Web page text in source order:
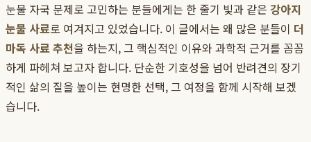
눈물 자국 문제로 고민하는 분들에게는 한 줄기 빛과 같은 강아지
눈물 사료로 여겨지고 있었습니다. 이 글에서는 왜 많은 분들이 더
마독 사료 추천을 하는지, 그 핵심적인 이유와 과학적 근거를 꼼꼼
하게 파헤쳐 보고자 합니다. 단순한 기호성을 넘어 반려견의 장기
적인 삶의 질을 높이는 현명한 선택, 그 여정을 함께 시작해 보겠
습니다.